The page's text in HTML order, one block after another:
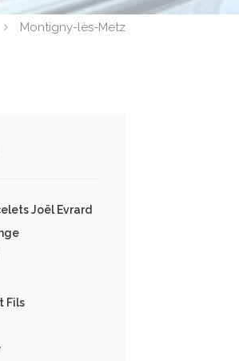
Montigny-lès-Metz
Joël Evrard
Fils